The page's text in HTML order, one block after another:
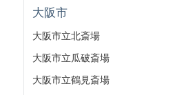
大阪市
大阪市立北斎場
大阪市立瓜破斎場
大阪市立鶴見斎場